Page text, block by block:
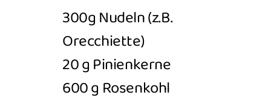
300g Nudeln (z.B.
Orecchiette)
20 g Pinienkerne
600 g Rosenkohl